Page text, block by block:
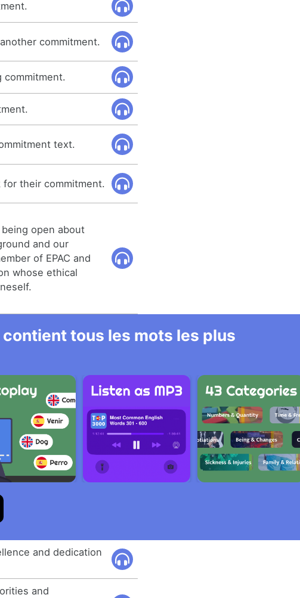
commitment.
commitment.
text.
their commitment.
open about
and our
of EPAC and
whose ethical
tous les mots les plus
and dedication
and